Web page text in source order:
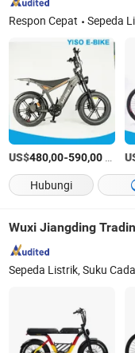
Respon Cepat Sepeda Listrik, Sepeda Listrik Lipat, Sepeda
US$480,00-590,00
Hubungi
Wuxi Jiangding